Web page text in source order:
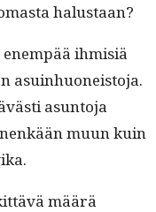
halustaan?
ihmisiä
asuin­huoneis­to­ja.
asun­to­ja
muun kuin
määrä